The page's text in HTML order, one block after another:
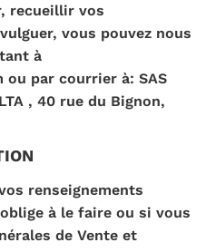
recueillir vos
vous pouvez nous
à
ou par courrier à: SAS
, 40 rue du Bignon,
renseignements
à le faire ou si vous
de Vente et